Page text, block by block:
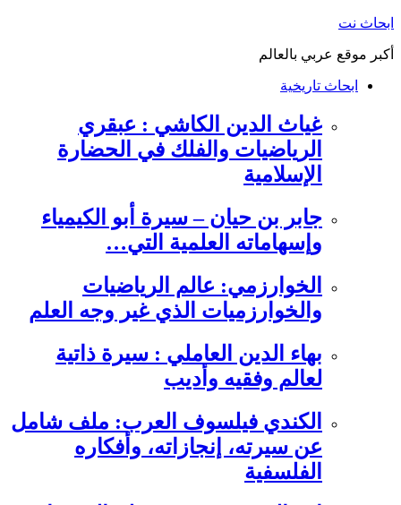
التجاوز
المحتوى
ابحاث نت
أكبر موقع عربي بالعالم
ابحاث تاريخية
غياث الدين الكاشي : عبقري
الرياضيات والفلك في الحضارة
الإسلامية
جابر بن حيان – سيرة أبو الكيمياء
وإسهاماته العلمية التي…
الخوارزمي: عالم الرياضيات
والخوارزميات الذي غير وجه العلم
بهاء الدين العاملي : سيرة ذاتية
لعالم وفقيه وأديب
الكندي فيلسوف العرب: ملف شامل
عن سيرته، إنجازاته، وأفكاره
الفلسفية